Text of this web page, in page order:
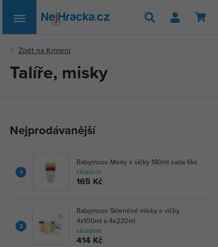
Hledat
Talíře, misky
Nejprodávanější
1
Babymoov Misky s víčky 180ml sada 6ks
skladem
165 Kč
2
Babymoov Skleněné misky s víčky
4x100ml a 4x220ml
skladem
414 Kč